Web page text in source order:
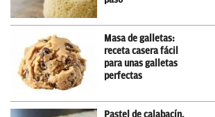
Masa de galletas:
receta casera fácil
para unas galletas
perfectas
Pastel de calabacín,